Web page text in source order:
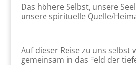
Das höhere Selbst, unsere
unsere spirituelle Quelle/
Auf dieser Reise zu uns selbst
gemeinsam in das Feld der